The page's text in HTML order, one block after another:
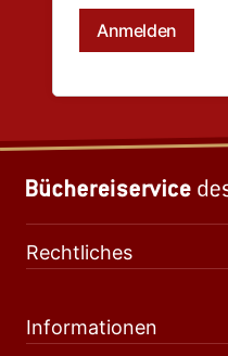
Rechtliches
Informationen